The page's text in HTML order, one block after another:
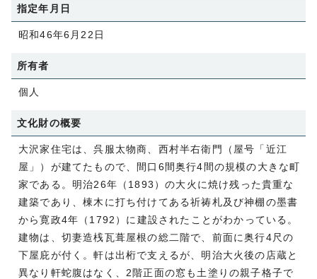
指定年月日
昭和46年6月22日
所有者
個人
文化財の概要
大沢家住宅は、呉服太物商、西村半右衛門（屋号「近江
屋」）が建てたもので、間口6間奥行4間の規模の大きな町
家である。明治26年（1893）の大火に焼け残った貴重な
建築であり、棟木に打ち付けてある祈祷札及び神棚の墨書
から寛政4年（1792）に建設されたことがわかっている。
建物は、切妻造桟瓦葺屋根の総二階で、前面に奥行4尺の
下屋庇が付く。軒は出桁で支えるが、明治大火後の店蔵と
異なり軒蛇腹はなく、2階正面の窓も土塗りの親子格子で